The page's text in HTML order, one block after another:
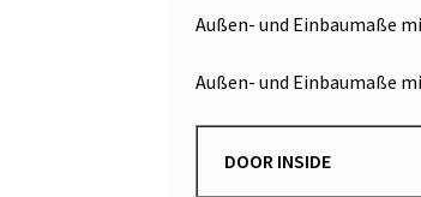
Außen- und Einbaumaße
Außen- und Einbaumaße
DOOR INSIDE